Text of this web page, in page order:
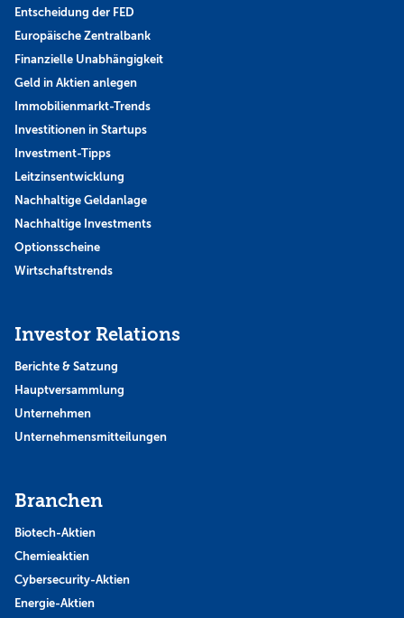
Entscheidung der FED
Europäische Zentralbank
Finanzielle Unabhängigkeit
Geld in Aktien anlegen
Immobilienmarkt-Trends
Investitionen in Startups
Investment-Tipps
Leitzinsentwicklung
Nachhaltige Geldanlage
Nachhaltige Investments
Optionsscheine
Wirtschaftstrends
Investor Relations
Berichte & Satzung
Hauptversammlung
Unternehmen
Unternehmensmitteilungen
Branchen
Biotech-Aktien
Chemieaktien
Cybersecurity-Aktien
Energie-Aktien